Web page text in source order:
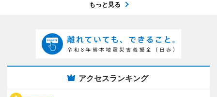
もっと見る
アクセスランキング